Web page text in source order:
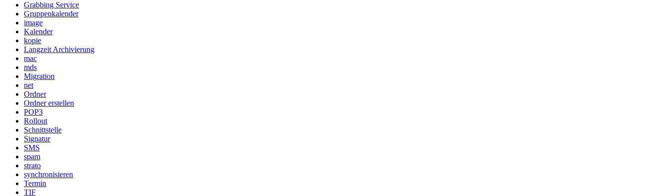
Grabbing Service
Gruppenkalender
image
Kalender
kopie
Langzeit Archivierung
mac
mds
Migration
net
Ordner
Ordner erstellen
POP3
Rollout
Schnittstelle
Signatur
SMS
spam
strato
synchronisieren
Termin
TIF